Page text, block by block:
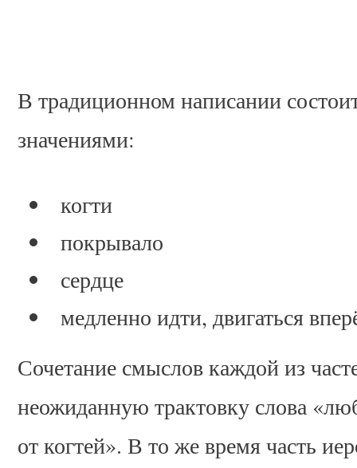
В традиционном написании
значениями:
когти
покрывало
сердце
медленно идти, двигаться
Сочетание смыслов каждой из
неожиданную трактовку слова
от когтей». В то же время часть